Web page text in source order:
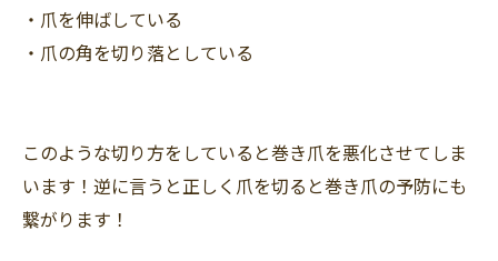
・爪を伸ばしている
・爪の角を切り落としている
このような切り方をしていると巻き爪を悪化させてしま
います！逆に言うと正しく爪を切ると巻き爪の予防にも
繋がります！